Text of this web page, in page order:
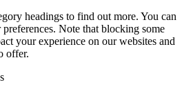
headings to find out more. You can
Note that blocking some
your experience on our websites and
offer.